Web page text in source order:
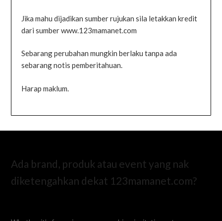
Jika mahu dijadikan sumber rujukan sila letakkan kredit
dari sumber www.123mamanet.com
Sebarang perubahan mungkin berlaku tanpa ada
sebarang notis pemberitahuan.
Harap maklum.
Ada brand, produk atau event yang nak
diketengahkan dekat 123mamanet.com?